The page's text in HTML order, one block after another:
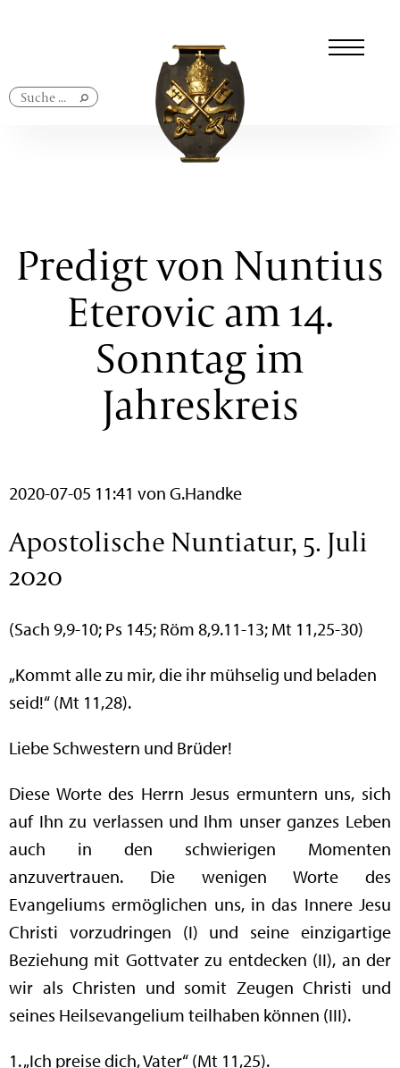
Predigt von Nuntius
Eterovic am 14.
Sonntag im
Jahreskreis
2020-07-05 11:41 von G.Handke
Apostolische Nuntiatur, 5. Juli
2020
(Sach 9,9-10; Ps 145; Röm 8,9.11-13; Mt 11,25-30)
„Kommt alle zu mir, die ihr mühselig und beladen
seid!“ (Mt 11,28).
Liebe Schwestern und Brüder!
Diese Worte des Herrn Jesus ermuntern uns, sich
auf Ihn zu verlassen und Ihm unser ganzes Leben
auch in den schwierigen Momenten
anzuvertrauen. Die wenigen Worte des
Evangeliums ermöglichen uns, in das Innere Jesu
Christi vorzudringen (I) und seine einzigartige
Beziehung mit Gottvater zu entdecken (II), an der
wir als Christen und somit Zeugen Christi und
seines Heilsevangelium teilhaben können (III).
1. „Ich preise dich, Vater“ (Mt 11,25).